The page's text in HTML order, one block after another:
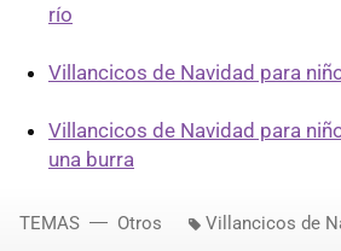
río
Villancicos de Navidad para
Villancicos de Navidad para
una burra
TEMAS Otros Villancicos de